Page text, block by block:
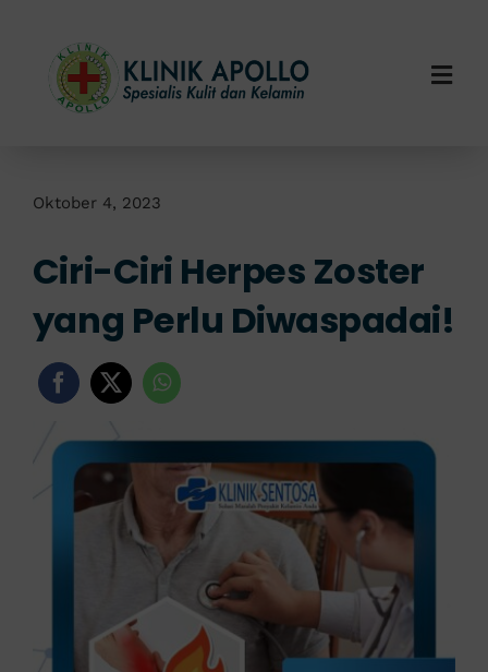
content
Layanan Kami
Info Klinik
Oktober 4, 2023
Ciri-Ciri Herpes Zoster
yang Perlu Diwaspadai!